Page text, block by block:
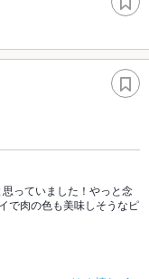
っていました！やっと念
で肉の色も美味しそうなピ